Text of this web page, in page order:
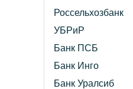
Россельхозбанк
УБРиР
Банк ПСБ
Банк Инго
Банк Уралсиб